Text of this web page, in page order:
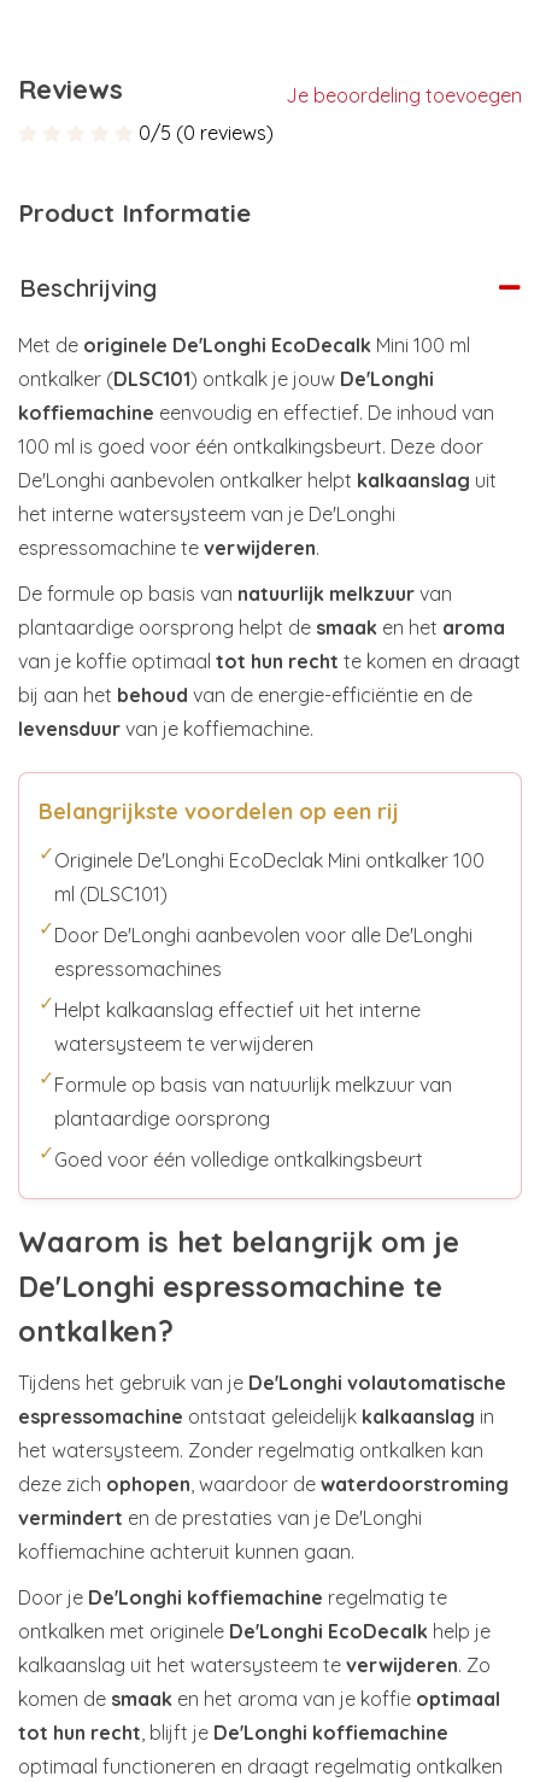
Reviews
Je beoordeling toevoegen
0/5 (0 reviews)
Product Informatie
Beschrijving
Met de originele De'Longhi EcoDecalk Mini 100 ml
ontkalker (DLSC101) ontkalk je jouw De'Longhi
koffiemachine eenvoudig en effectief. De inhoud van
100 ml is goed voor één ontkalkingsbeurt. Deze door
De'Longhi aanbevolen ontkalker helpt kalkaanslag uit
het interne watersysteem van je De'Longhi
espressomachine te verwijderen.
De formule op basis van natuurlijk melkzuur van
plantaardige oorsprong helpt de smaak en het aroma
van je koffie optimaal tot hun recht te komen en draagt
bij aan het behoud van de energie-efficiëntie en de
levensduur van je koffiemachine.
Belangrijkste voordelen op een rij
✓Originele De'Longhi EcoDeclak Mini ontkalker 100
ml (DLSC101)
✓Door De'Longhi aanbevolen voor alle De'Longhi
espressomachines
✓Helpt kalkaanslag effectief uit het interne
watersysteem te verwijderen
✓Formule op basis van natuurlijk melkzuur van
plantaardige oorsprong
✓Goed voor één volledige ontkalkingsbeurt
Waarom is het belangrijk om je
De'Longhi espressomachine te
ontkalken?
Tijdens het gebruik van je De'Longhi volautomatische
espressomachine ontstaat geleidelijk kalkaanslag in
het watersysteem. Zonder regelmatig ontkalken kan
deze zich ophopen, waardoor de waterdoorstroming
vermindert en de prestaties van je De'Longhi
koffiemachine achteruit kunnen gaan.
Door je De'Longhi koffiemachine regelmatig te
ontkalken met originele De'Longhi EcoDecalk help je
kalkaanslag uit het watersysteem te verwijderen. Zo
komen de smaak en het aroma van je koffie optimaal
tot hun recht, blijft je De'Longhi koffiemachine
optimaal functioneren en draagt regelmatig ontkalken